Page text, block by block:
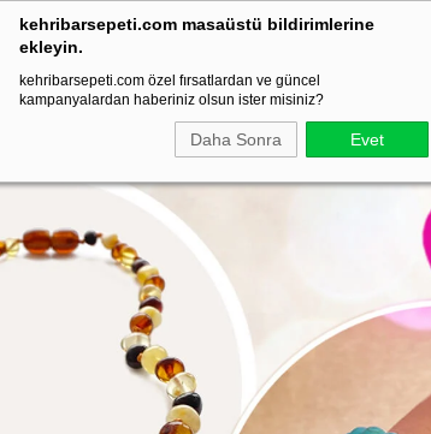
kehribarsepeti.com masaüstü bildirimlerine
ekleyin.
kehribarsepeti.com özel fırsatlardan ve güncel
kampanyalardan haberiniz olsun ister misiniz?
Daha Sonra Evet
300 TL Değerinde Turkuaz Taşlı Kehribar
Ürün Adına Göre (A>Z) Ürün